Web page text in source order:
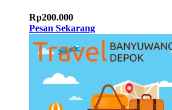
Rp200.000
Pesan Sekarang